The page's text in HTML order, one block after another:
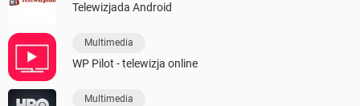
Telewizjada Android
Multimedia
WP Pilot - telewizja online
Multimedia